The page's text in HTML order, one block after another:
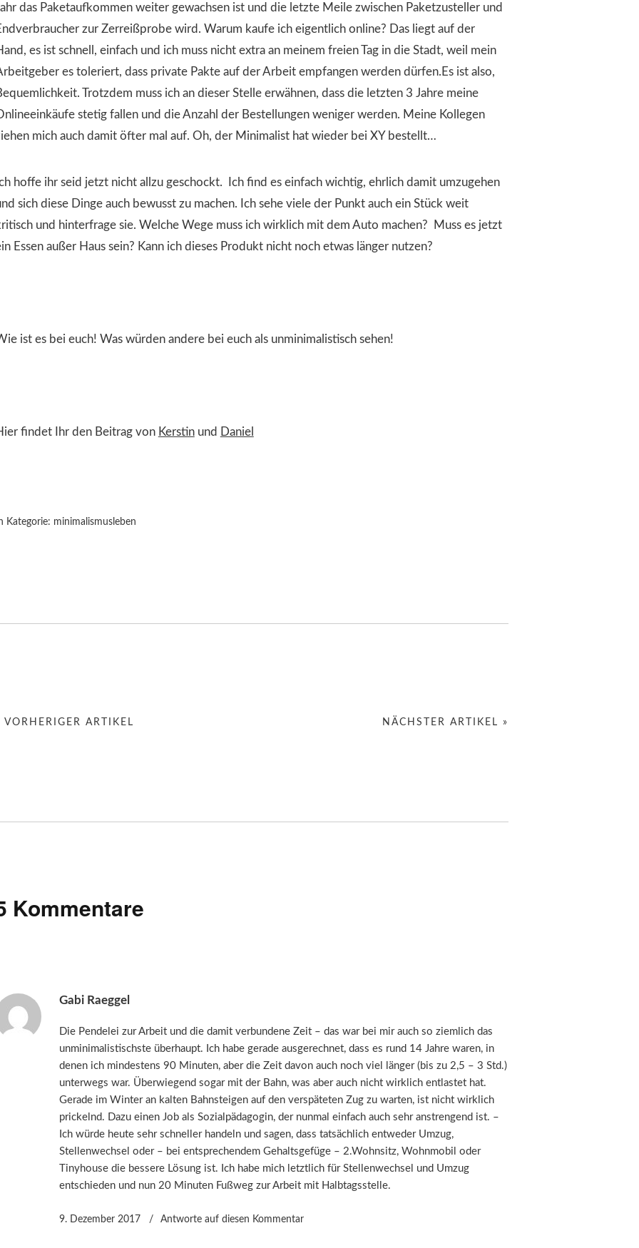
das Paketaufkommen weiter gewachsen ist und die letzte Meile zwischen Paketzusteller und
zur Zerreißprobe wird. Warum kaufe ich eigentlich online? Das liegt auf der
es ist schnell, einfach und ich muss nicht extra an meinem freien Tag in die Stadt, weil mein
es toleriert, dass private Pakte auf der Arbeit empfangen werden dürfen.Es ist also,
Trotzdem muss ich an dieser Stelle erwähnen, dass die letzten 3 Jahre meine
stetig fallen und die Anzahl der Bestellungen weniger werden. Meine Kollegen
mich auch damit öfter mal auf. Oh, der Minimalist hat wieder bei XY bestellt…
hoffe ihr seid jetzt nicht allzu geschockt. Ich find es einfach wichtig, ehrlich damit umzugehen
sich diese Dinge auch bewusst zu machen. Ich sehe viele der Punkt auch ein Stück weit
und hinterfrage sie. Welche Wege muss ich wirklich mit dem Auto machen? Muss es jetzt
Essen außer Haus sein? Kann ich dieses Produkt nicht noch etwas länger nutzen?
ist es bei euch! Was würden andere bei euch als unminimalistisch sehen!
findet Ihr den Beitrag von Kerstinund Daniel
Kategorie: minimalismusleben
NÄCHSTER ARTIKEL »
VORHERIGER ARTIKEL
Kommentare
Gabi Raeggel
Die Pendelei zur Arbeit und die damit verbundene Zeit – das war bei mir auch so ziemlich das
unminimalistischste überhaupt. Ich habe gerade ausgerechnet, dass es rund 14 Jahre waren, in
denen ich mindestens 90 Minuten, aber die Zeit davon auch noch viel länger (bis zu 2,5 – 3 Std.)
unterwegs war. Überwiegend sogar mit der Bahn, was aber auch nicht wirklich entlastet hat.
Gerade im Winter an kalten Bahnsteigen auf den verspäteten Zug zu warten, ist nicht wirklich
prickelnd. Dazu einen Job als Sozialpädagogin, der nunmal einfach auch sehr anstrengend ist. –
Ich würde heute sehr schneller handeln und sagen, dass tatsächlich entweder Umzug,
Stellenwechsel oder – bei entsprechendem Gehaltsgefüge – 2.Wohnsitz, Wohnmobil oder
Tinyhouse die bessere Lösung ist. Ich habe mich letztlich für Stellenwechsel und Umzug
entschieden und nun 20 Minuten Fußweg zur Arbeit mit Halbtagsstelle.
9. Dezember 2017 Antworteauf diesen Kommentar